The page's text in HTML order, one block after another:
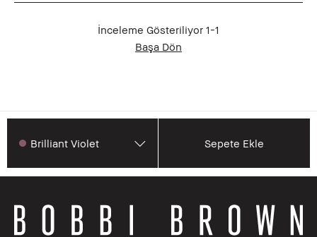
İnceleme Gösteriliyor 1-1
Başa Dön
Brilliant Violet Sepete Ekle